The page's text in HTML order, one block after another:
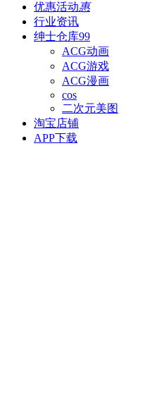
优惠活动惠
行业资讯
绅士仓库99
ACG动画
ACG游戏
ACG漫画
cos
二次元美图
淘宝店铺
APP下载